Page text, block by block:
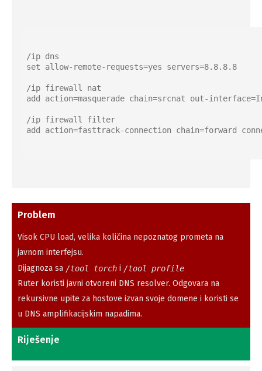
/ip dns
set allow-remote-requests=yes servers=8.8.8.8
/ip firewall nat
add action=masquerade chain=srcnat out-
/ip firewall filter
add action=fasttrack-connection chain=forward
Problem
Visok CPU load, velika količina nepoznatog prometa na
javnom interfejsu.
Dijagnoza sa /tool torch i /tool profile
Ruter koristi javni otvoreni DNS resolver. Odgovara na
rekursivne upite za hostove izvan svoje domene i koristi se
u DNS amplifikacijskim napadima.
Riješenje